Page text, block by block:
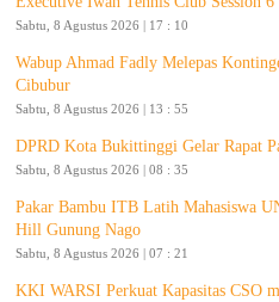
Sabtu, 8 Agustus 2026 | 17 : 10
Wabup Ahmad Fadly Melepas
Cibubur
Sabtu, 8 Agustus 2026 | 13 : 55
DPRD Kota Bukittinggi Gelar Rapat
Sabtu, 8 Agustus 2026 | 08 : 35
Pakar Bambu ITB Latih Mahasiswa
Hill Gunung Nago
Sabtu, 8 Agustus 2026 | 07 : 21
KKI WARSI Perkuat Kapasitas CSO